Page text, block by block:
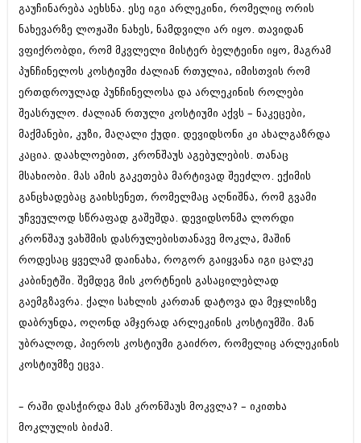
გაუჩინარება აეხსნა. ესე იგი არლეკინი, რომელიც ორის
ნახევარზე ლოჟაში ნახეს, ნამდვილი არ იყო. თავიდან
ვფიქრობდი, რომ მკვლელი მისტერ ბელტეინი იყო, მაგრამ
პუნჩინელოს კოსტიუმი ძალიან რთულია, იმისთვის რომ
ერთდროულად პუნჩინელოსა და არლეკინის როლები
შეასრულო. ძალიან რთული კოსტიუმი აქვს – ნაკეცები,
მაქმანები, კუზი, მაღალი ქუდი. დევიდსონი კი ახალგაზრდა
კაცია. დაახლოებით, კრონშაუს აგებულების. თანაც
მსახიობი. მას ამის გაკეთება მარტივად შეეძლო. ექიმის
განცხადებაც გაიხსენეთ, რომელმაც აღნიშნა, რომ გვამი
უჩვეულოდ სწრაფად გაშეშდა. დევიდსონმა ლორდი
კრონშაუ ვახშმის დასრულებისთანავე მოკლა, მაშინ
როდესაც ყველამ დაინახა, როგორ გაიყვანა იგი ცალკე
კაბინეტში. შემდეგ მის კორტნეის გასაცილებლად
გაემგზავრა. ქალი სახლის კართან დატოვა და მეჯლისზე
დაბრუნდა, ოღონდ ამჯერად არლეკინის კოსტიუმში. მან
უბრალოდ, პიეროს კოსტიუმი გაიძრო, რომელიც არლეკინის
კოსტიუმზე ეცვა.
– რაში დასჭირდა მას კრონშაუს მოკვლა? – იკითხა
მოკლულის ბიძამ.